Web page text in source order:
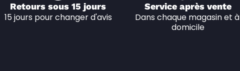
Retours sous 15 jours
15 jours pour changer d'avis
Service après vente
Dans chaque magasin et à
domicile